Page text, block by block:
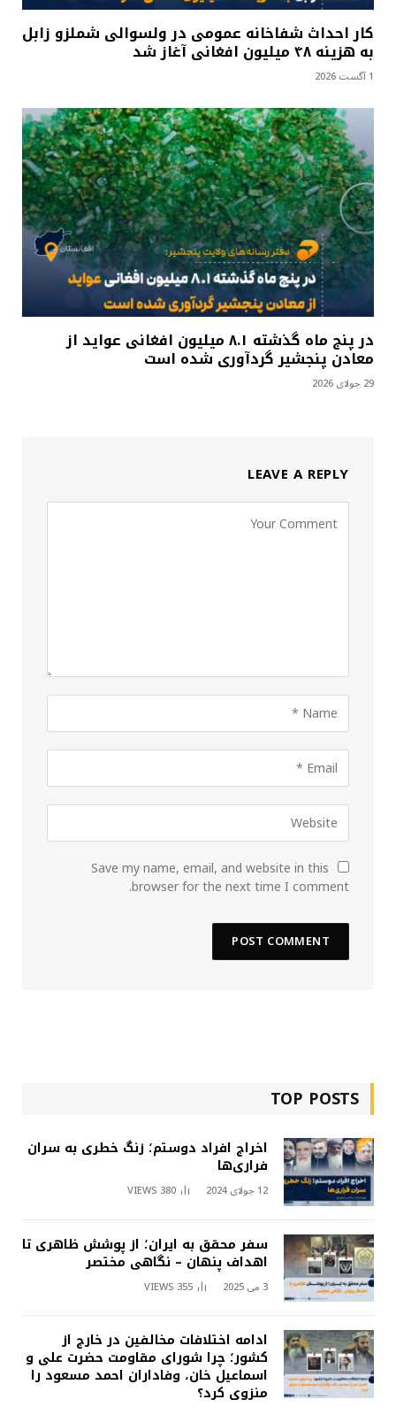
کار احداث شفاخانه عمومی در ولسوالی شملزو زابل
به هزینه ۴۸ میلیون افغانی آغاز شد
1 آگست 2026
در پنج ماه گذشته ۸.۱ میلیون افغانی عواید از
معادن پنجشیر گردآوری شده است
29 جولای 2026
LEAVE A REPLY
Save my name, email, and website in this
browser for the next time I comment.
TOP POSTS
اخراج افراد دوستم؛ زنگ خطری به سران
فراری‌ها
12 جولای 2024 380
VIEWS
سفر محقق به ایران؛ از پوشش ظاهری تا
اهداف پنهان – نگاهی مختصر
3 می 2025 355
VIEWS
ادامه اختلافات مخالفین در خارج از
کشور؛ چرا شورای مقاومت حضرت علی و
اسماعیل خان، وفاداران احمد مسعود را
منزوی کرد؟